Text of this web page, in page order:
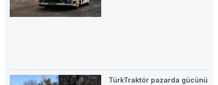
TürkTraktör pazarda gücünü